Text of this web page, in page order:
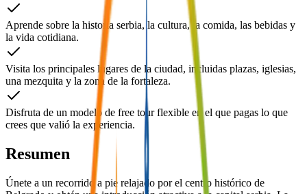
Aprende sobre la historia serbia, la cultura, la comida, las bebidas y
la vida cotidiana.
Visita los principales lugares de la ciudad, incluidas plazas, iglesias,
una mezquita y la zona de la fortaleza.
Disfruta de un modelo de free tour flexible en el que pagas lo que
crees que valió la experiencia.
Resumen
Únete a un recorrido a pie relajado por el centro histórico de